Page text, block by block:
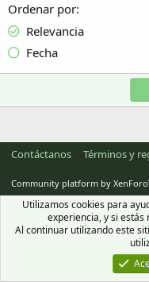
Ordenar por
Relevancia
Fecha
Contáctanos Términos y
Community platform by XenForo
Utilizamos cookies para
experiencia, y si
Al continuar utilizando este